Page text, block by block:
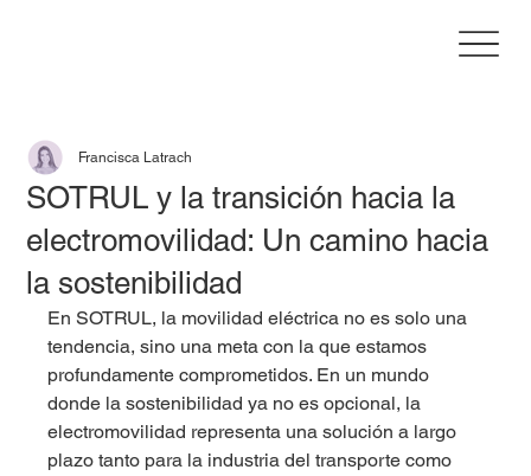
SOTRUL y la transición hacia la
electromovilidad: Un camino hacia
la sostenibilidad
Francisca Latrach
En SOTRUL, la movilidad eléctrica no es solo una
tendencia, sino una meta con la que estamos
profundamente comprometidos. En un mundo
donde la sostenibilidad ya no es opcional, la
electromovilidad representa una solución a largo
plazo tanto para la industria del transporte como